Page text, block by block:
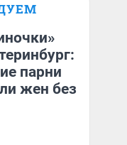
парни
жен без